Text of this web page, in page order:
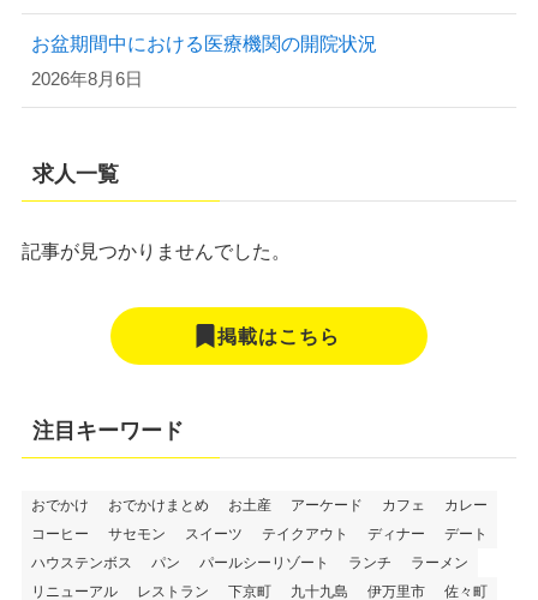
お盆期間中における医療機関の開院状況
2026年8月6日
求人一覧
記事が見つかりませんでした。
掲載はこちら
注目キーワード
おでかけ おでかけまとめ お土産 アーケード カフェ
カレー
コーヒー
サセモン スイーツ テイクアウト ディナー
デート
ハウステンボス
パン パールシーリゾート ランチ
ラーメン
リニューアル
レストラン 下京町 九十九島 伊万里市 佐々町